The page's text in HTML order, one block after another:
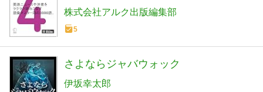
シリーズ
株式会社アルク出版編集部
5
さよならジャバウォック
伊坂幸太郎